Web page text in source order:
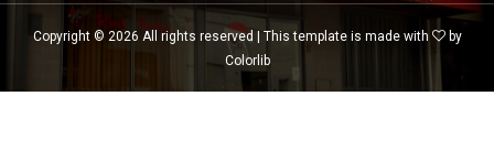
Copyright © 2026 All rights reserved | This template is made with
by
Colorlib